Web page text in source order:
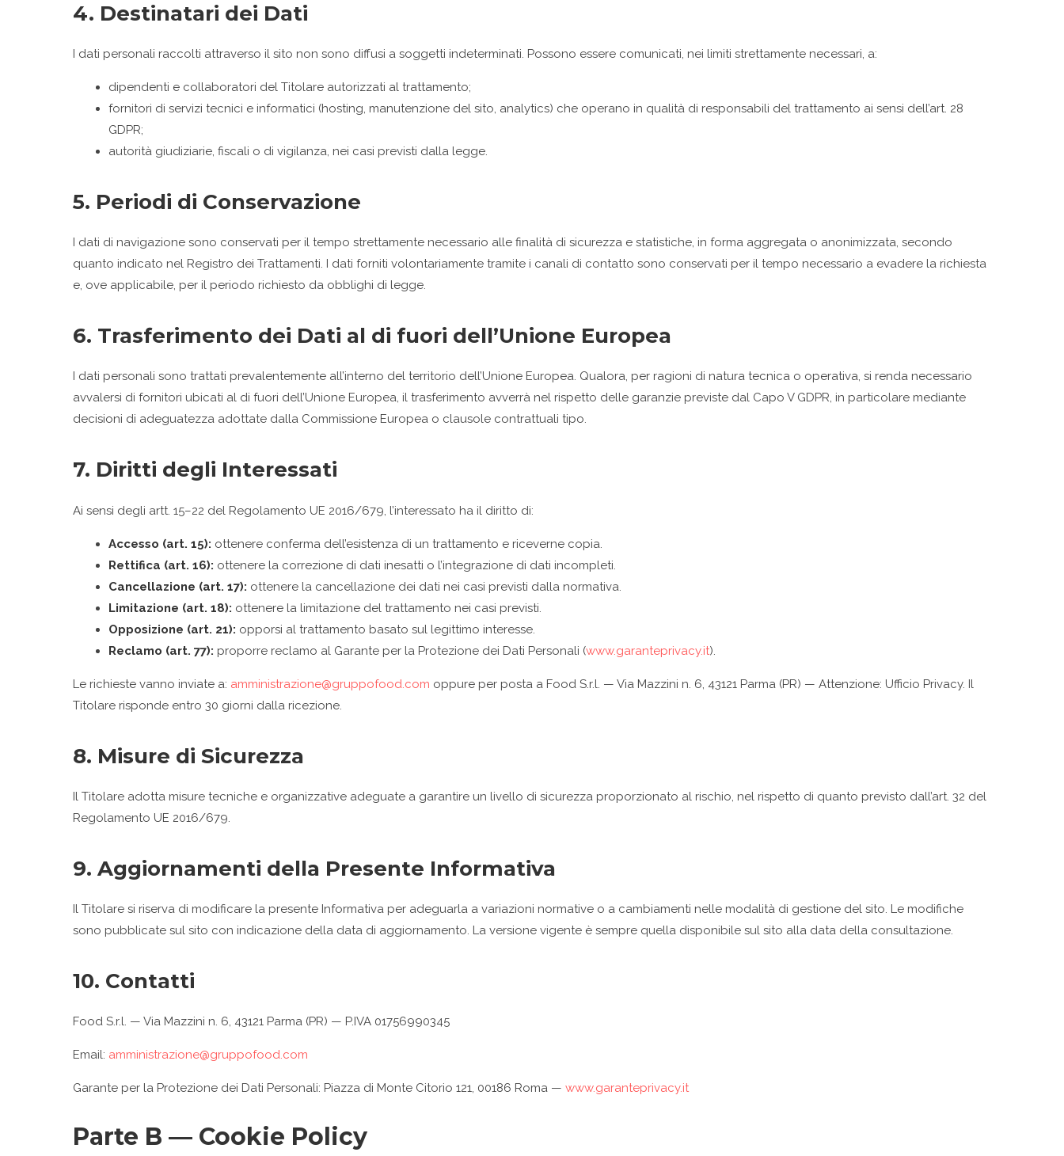
4. Destinatari dei Dati
I dati personali raccolti attraverso il sito non sono diffusi a soggetti indeterminati. Possono essere comunicati, nei limiti strettamente necessari, a:
dipendenti e collaboratori del Titolare autorizzati al trattamento;
fornitori di servizi tecnici e informatici (hosting, manutenzione del sito, analytics) che operano in qualità di responsabili del trattamento ai sensi dell’art. 28
GDPR;
autorità giudiziarie, fiscali o di vigilanza, nei casi previsti dalla legge.
5. Periodi di Conservazione
I dati di navigazione sono conservati per il tempo strettamente necessario alle finalità di sicurezza e statistiche, in forma aggregata o anonimizzata, secondo
quanto indicato nel Registro dei Trattamenti. I dati forniti volontariamente tramite i canali di contatto sono conservati per il tempo necessario a evadere la richiesta
e, ove applicabile, per il periodo richiesto da obblighi di legge.
6. Trasferimento dei Dati al di fuori dell’Unione Europea
I dati personali sono trattati prevalentemente all’interno del territorio dell’Unione Europea. Qualora, per ragioni di natura tecnica o operativa, si renda necessario
avvalersi di fornitori ubicati al di fuori dell’Unione Europea, il trasferimento avverrà nel rispetto delle garanzie previste dal Capo V GDPR, in particolare mediante
decisioni di adeguatezza adottate dalla Commissione Europea o clausole contrattuali tipo.
7. Diritti degli Interessati
Ai sensi degli artt. 15–22 del Regolamento UE 2016/679, l’interessato ha il diritto di:
Accesso (art. 15): ottenere conferma dell’esistenza di un trattamento e riceverne copia.
Rettifica (art. 16): ottenere la correzione di dati inesatti o l’integrazione di dati incompleti.
Cancellazione (art. 17): ottenere la cancellazione dei dati nei casi previsti dalla normativa.
Limitazione (art. 18): ottenere la limitazione del trattamento nei casi previsti.
Opposizione (art. 21): opporsi al trattamento basato sul legittimo interesse.
Reclamo (art. 77): proporre reclamo al Garante per la Protezione dei Dati Personali (www.garanteprivacy.it).
Le richieste vanno inviate a: amministrazione@gruppofood.com oppure per posta a Food S.r.l. — Via Mazzini n. 6, 43121 Parma (PR) — Attenzione: Ufficio Privacy. Il
Titolare risponde entro 30 giorni dalla ricezione.
8. Misure di Sicurezza
Il Titolare adotta misure tecniche e organizzative adeguate a garantire un livello di sicurezza proporzionato al rischio, nel rispetto di quanto previsto dall’art. 32 del
Regolamento UE 2016/679.
9. Aggiornamenti della Presente Informativa
Il Titolare si riserva di modificare la presente Informativa per adeguarla a variazioni normative o a cambiamenti nelle modalità di gestione del sito. Le modifiche
sono pubblicate sul sito con indicazione della data di aggiornamento. La versione vigente è sempre quella disponibile sul sito alla data della consultazione.
10. Contatti
Food S.r.l. — Via Mazzini n. 6, 43121 Parma (PR) — P.IVA 01756990345
Email: amministrazione@gruppofood.com
Garante per la Protezione dei Dati Personali: Piazza di Monte Citorio 121, 00186 Roma — www.garanteprivacy.it
Parte B — Cookie Policy